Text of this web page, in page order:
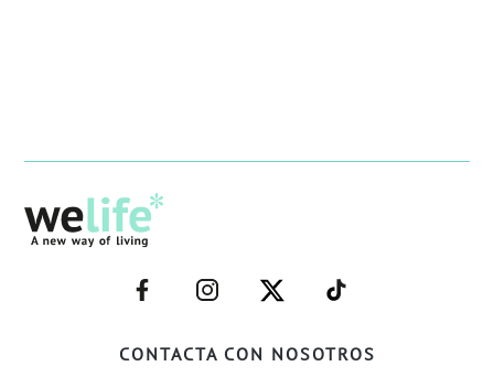
CONTACTA CON NOSOTROS
–
FACEBOOK–
–
INSTAGRAM–
–
TWITTER–
–
WELIFE–